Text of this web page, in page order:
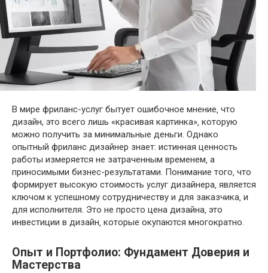
В мире фриланс-услуг бытует ошибочное мнение‚ что
дизайн, это всего лишь «красивая картинка»‚ которую
можно получить за минимальные деньги. Однако
опытный фриланс дизайнер знает: истинная ценность
работы измеряется не затраченным временем‚ а
приносимыми бизнес-результатами. Понимание того‚ что
формирует высокую стоимость услуг дизайнера‚ является
ключом к успешному сотрудничеству и для заказчика‚ и
для исполнителя. Это не просто цена дизайна‚ это
инвестиции в дизайн‚ которые окупаются многократно.
Опыт и Портфолио: Фундамент Доверия и
Мастерства